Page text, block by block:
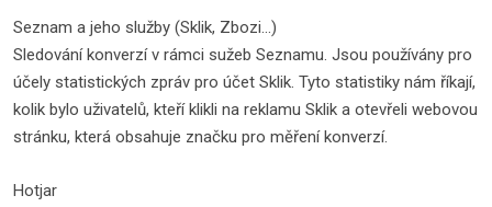
Seznam a jeho služby (Sklik, Zbozi...)
Sledování konverzí v rámci sužeb Seznamu. Jsou používány pro
účely statistických zpráv pro účet Sklik. Tyto statistiky nám říkají,
kolik bylo uživatelů, kteří klikli na reklamu Sklik a otevřeli webovou
stránku, která obsahuje značku pro měření konverzí.
Hotjar